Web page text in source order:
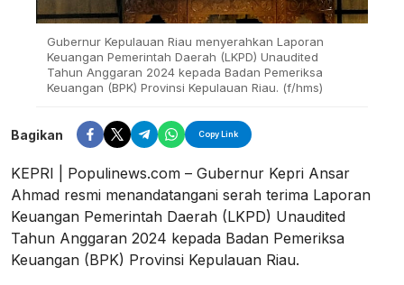
Gubernur Kepulauan Riau menyerahkan Laporan
Keuangan Pemerintah Daerah (LKPD) Unaudited
Tahun Anggaran 2024 kepada Badan Pemeriksa
Keuangan (BPK) Provinsi Kepulauan Riau. (f/hms)
Bagikan Copy Link
KEPRI | Populinews.com – Gubernur Kepri Ansar
Ahmad resmi menandatangani serah terima Laporan
Keuangan Pemerintah Daerah (LKPD) Unaudited
Tahun Anggaran 2024 kepada Badan Pemeriksa
Keuangan (BPK) Provinsi Kepulauan Riau.